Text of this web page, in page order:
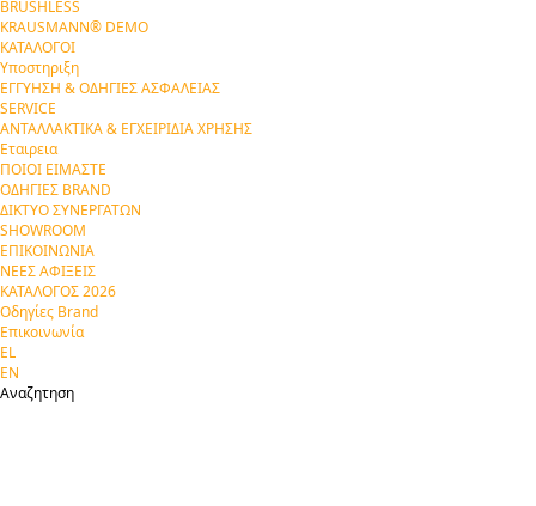
BRUSHLESS
KRAUSMANN® DEMO
ΚΑΤΑΛΟΓΟΙ
Υποστηριξη
ΕΓΓΥΗΣΗ & ΟΔΗΓΙΕΣ ΑΣΦΑΛΕΙΑΣ
SERVICE
ΑΝΤΑΛΛΑΚΤΙΚΑ & ΕΓΧΕΙΡΙΔΙΑ ΧΡΗΣΗΣ
Εταιρεια
ΠΟΙΟΙ ΕΙΜΑΣΤΕ
ΟΔΗΓΙΕΣ BRAND
ΔΙΚΤΥΟ ΣΥΝΕΡΓΑΤΩΝ
SHOWROOM
ΕΠΙΚΟΙΝΩΝΙΑ
ΝΕΕΣ ΑΦΙΞΕΙΣ
ΚΑΤΑΛΟΓΟΣ 2026
Οδηγίες Brand
Επικοινωνία
EL
EN
Αναζητηση